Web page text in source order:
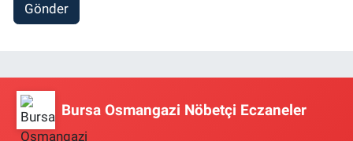
Gönder
Bursa Osmangazi Nöbetçi Eczaneler